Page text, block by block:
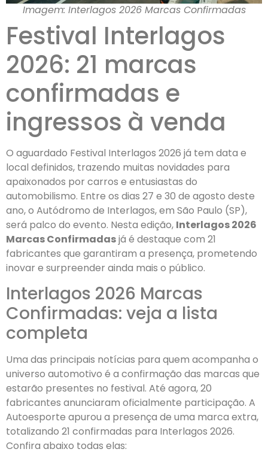
Imagem: Interlagos 2026 Marcas Confirmadas
Festival Interlagos
2026: 21 marcas
confirmadas e
ingressos à venda
O aguardado Festival Interlagos 2026 já tem data e
local definidos, trazendo muitas novidades para
apaixonados por carros e entusiastas do
automobilismo. Entre os dias 27 e 30 de agosto deste
ano, o Autódromo de Interlagos, em São Paulo (SP),
será palco do evento. Nesta edição, Interlagos 2026
Marcas Confirmadasjá é destaque com 21
fabricantes que garantiram a presença, prometendo
inovar e surpreender ainda mais o público.
Interlagos 2026 Marcas
Confirmadas: veja a lista
completa
Uma das principais notícias para quem acompanha o
universo automotivo é a confirmação das marcas que
estarão presentes no festival. Até agora, 20
fabricantes anunciaram oficialmente participação. A
Autoesporte apurou a presença de uma marca extra,
totalizando 21 confirmadas para Interlagos 2026.
Confira abaixo todas elas: